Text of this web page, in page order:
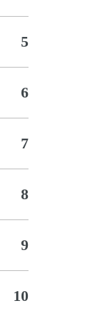
5
6
7
8
9
10